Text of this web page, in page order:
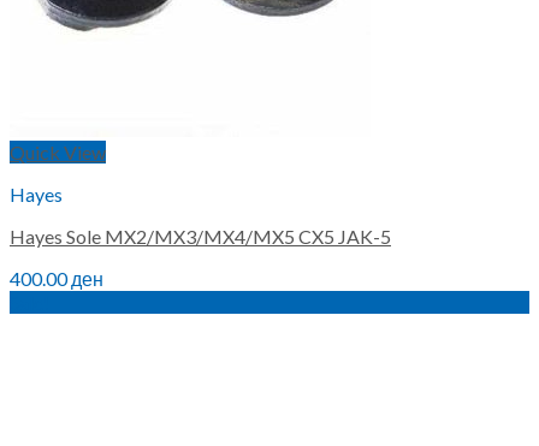
Quick View
Hayes
Hayes Sole MX2/MX3/MX4/MX5 CX5 JAK-5
400.00ден